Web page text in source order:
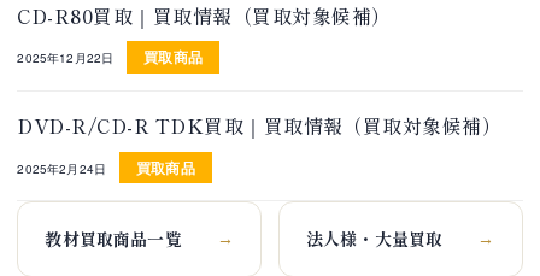
CD-R80買取｜買取情報（買取対象候補）
2025年12月22日 買取商品
DVD-R/CD-R TDK買取｜買取情報（買取対象候補）
2025年2月24日 買取商品
教材買取商品一覧 → 法人様・大量買取 →